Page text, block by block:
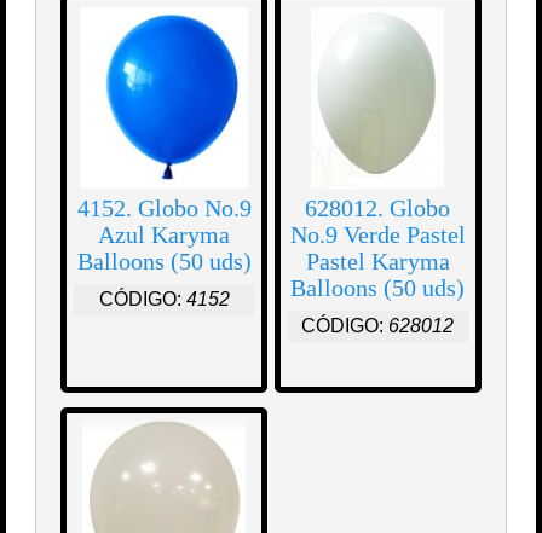
4152. Globo No.9
Azul Karyma
Balloons (50 uds)
CÓDIGO: 4152
628012. Globo
No.9 Verde Pastel
Pastel Karyma
Balloons (50 uds)
CÓDIGO: 628012